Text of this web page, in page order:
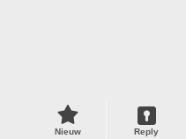
Nieuw Reply